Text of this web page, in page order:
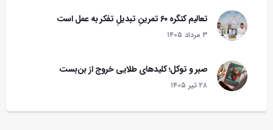
تعالیم کنگره ۶۰ تمرینِ تبدیلِ تفکر به عمل است
۳ مرداد ۱۴۰۵
صبر و توکل؛ کلیدهای طلایی خروج از بن‌بست
۲۸ تير ۱۴۰۵